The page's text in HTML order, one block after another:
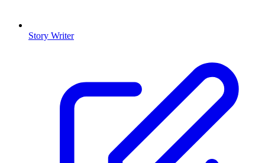
Story Writer